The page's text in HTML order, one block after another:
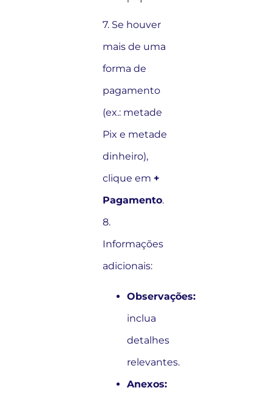
7. Se houver
mais de uma
forma de
pagamento
(ex.: metade
Pix e metade
dinheiro),
clique em +
Pagamento.
8.
Informações
adicionais:
Observações:
inclua
detalhes
relevantes.
Anexos: